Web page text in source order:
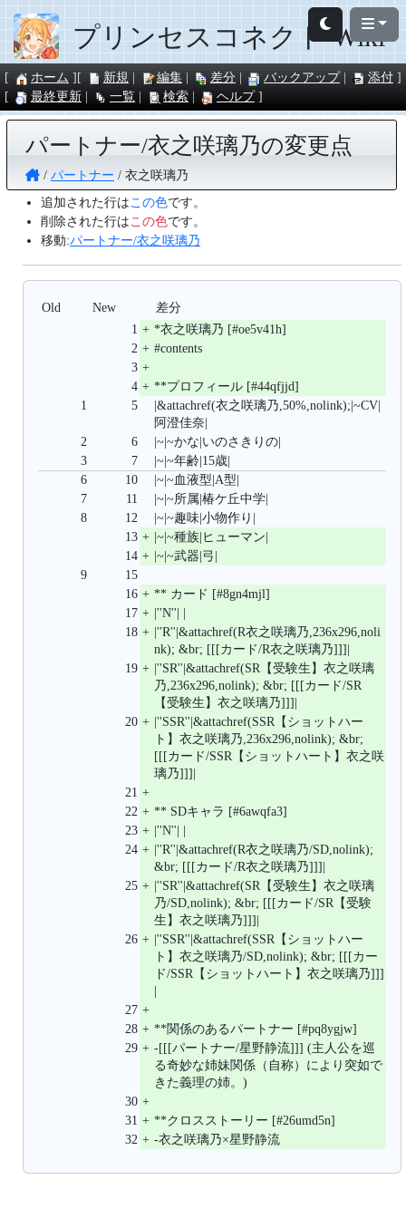
プリンセスコネクト Wiki
ホーム 新規 編集 差分 バックアップ
添付
最終更新
一覧 検索 ヘルプ
パートナー/衣之咲璃乃の変更点
パートナー
衣之咲璃乃
追加された行は この色です。
削除された行は この色です。
移動:パートナー/衣之咲璃乃
Old New
差分
1 + *衣之咲璃乃 [#oe5v41h]
2 + #contents
3 +
4 + **プロフィール [#44qfjjd]
1
5
|&attachref(衣之咲璃乃,50%,nolink);|~CV|
阿澄佳奈|
2
6
|~|~かな|いのさきりの|
3
7
|~|~年齢|15歳|
6
10
|~|~血液型|A型|
7
11
|~|~所属|椿ケ丘中学|
8
12
|~|~趣味|小物作り|
13 + |~|~種族|ヒューマン|
14 + |~|~武器|弓|
9
15
16 + ** カード [#8gn4mjl]
17 + |''N''| |
18 + |''R''|&attachref(R衣之咲璃乃,236x296,noli
nk); &br; [[[カード/R衣之咲璃乃]]]|
19 + |''SR''|&attachref(SR【受験生】衣之咲璃
乃,236x296,nolink); &br; [[[カード/SR
【受験生】衣之咲璃乃]]]|
20 + |''SSR''|&attachref(SSR【ショットハー
ト】衣之咲璃乃,236x296,nolink); &br;
[[[カード/SSR【ショットハート】衣之咲
璃乃]]]|
21 +
22 + ** SDキャラ [#6awqfa3]
23 + |''N''| |
24 + |''R''|&attachref(R衣之咲璃乃/SD,nolink);
&br; [[[カード/R衣之咲璃乃]]]|
25 + |''SR''|&attachref(SR【受験生】衣之咲璃
乃/SD,nolink); &br; [[[カード/SR【受験
生】衣之咲璃乃]]]|
26 + |''SSR''|&attachref(SSR【ショットハー
ト】衣之咲璃乃/SD,nolink); &br; [[[カー
ド/SSR【ショットハート】衣之咲璃乃]]]
27 +
28 + **関係のあるパートナー [#pq8ygjw]
29 + -[[[パートナー/星野静流]]] (主人公を巡
る奇妙な姉妹関係（自称）により突如で
きた義理の姉。)
30 +
31 + **クロスストーリー [#26umd5n]
32 + -衣之咲璃乃×星野静流